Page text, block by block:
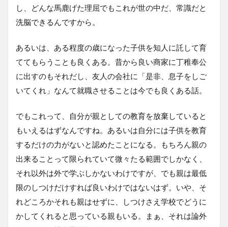
し、どんな馬鹿げた理屈でもこれが世の中だ、常識だと
洗脳できるんですから。
あるいは、ある程度の歳になった子供を知人に託して育
ててもらうことも良くある。昔から良い商家に丁稚奉公
に出すのもそれだし、友人の会社に「是非、息子をしご
いてくれ」なんて就職させることは今でも良くある話。
でもこれって、自分が親としての教育を放棄していると
もいえるはずなんですね。あるいは自分には子供を教育
するだけの力がないと認めたことになる。もちろん親の
出来ることって限られていて微々たる範囲でしかなく、
それ以外は外で学ぶしかないわけですが、でも親は最低
限のしつけだけすれば良いわけではないはず。いや、そ
れどころかそれも親はせずに、しつけさえ学校でどうに
かしてくれると思っている親もいる。まぁ、それは論外